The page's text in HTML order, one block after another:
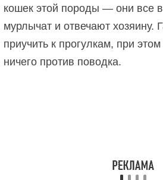
кошек этой породы — они все
мурлычат и отвечают хозяину.
приучить к прогулкам, при
ничего против поводка.